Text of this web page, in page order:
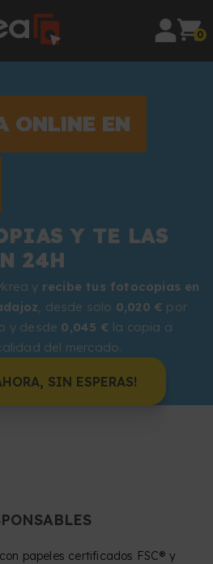
0
ONLINE EN
Y TE LAS
24H
y recibe tus fotocopias en
, desde solo 0,020 € por
y desde 0,045 € la copia a
del mercado.
SIN ESPERAS!
papeles certificados FSC® y